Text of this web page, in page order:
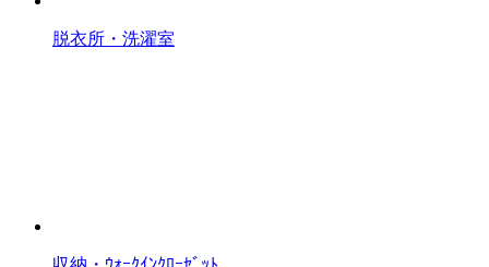
脱衣所・洗濯室